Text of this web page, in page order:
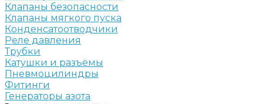
Клапаны безопасности
Клапаны мягкого пуска
Конденсатоотводчики
Реле давления
Трубки
Катушки и разъёмы
Пневмоцилиндры
Фитинги
Генераторы азота